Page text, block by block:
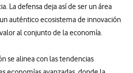
La defensa deja así de ser un área
auténtico ecosistema de innovación
al conjunto de la economía.
se alinea con las tendencias